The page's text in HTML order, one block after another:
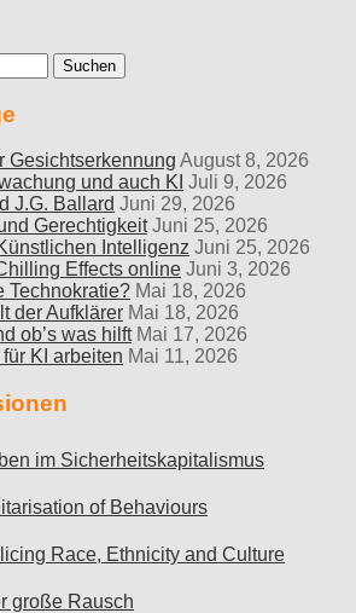
Gesichtserkennung August 8, 2026
und auch KI Juli 9, 2026
J.G. Ballard Juni 29, 2026
Gerechtigkeit Juni 25, 2026
Intelligenz Juni 25, 2026
Effects online Juni 3, 2026
Technokratie? Mai 18, 2026
der Aufklärer Mai 18, 2026
ob’s was hilft Mai 17, 2026
KI arbeiten Mai 11, 2026
im Sicherheitskapitalismus
of Behaviours
Race, Ethnicity and Culture
große Rausch